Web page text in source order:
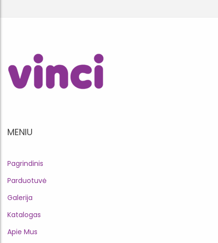
MENIU
Pagrindinis
Parduotuvė
Galerija
Katalogas
Apie Mus